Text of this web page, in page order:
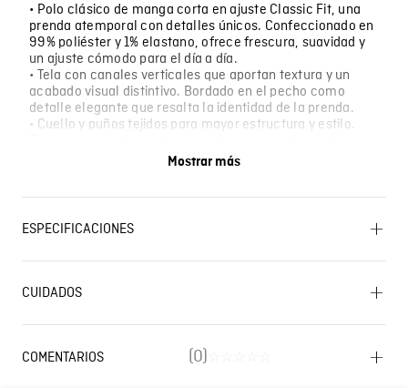
• Polo clásico de manga corta en ajuste Classic Fit, una
prenda atemporal con detalles únicos. Confeccionado en
99% poliéster y 1% elastano, ofrece frescura, suavidad y
un ajuste cómodo para el día a día.
• Tela con canales verticales que aportan textura y un
acabado visual distintivo. Bordado en el pecho como
detalle elegante que resalta la identidad de la prenda.
• Cuello y puños tejidos para mayor estructura y estilo.
Mostrar más
ESPECIFICACIONES
LAVADO: Lavar a mano. Temperatura máxima 40 ºC.
CUIDADO TEXTIL PROFESIONAL: No limpieza en seco.
planchar. SECADO: No secar en máquina. SECADO:
OTROS: Lavar separadamente.
CUIDADOS
COMENTARIOS (0)